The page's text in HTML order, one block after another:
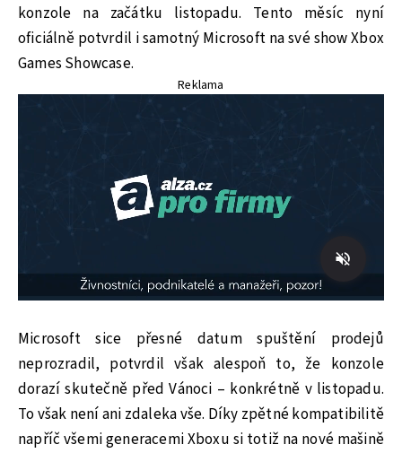
konzole na začátku listopadu. Tento měsíc nyní
oficiálně potvrdil i samotný Microsoft na své show Xbox
Games Showcase.
Reklama
Microsoft sice přesné datum spuštění prodejů
neprozradil, potvrdil však alespoň to, že konzole
dorazí skutečně před Vánoci – konkrétně v listopadu.
To však není ani zdaleka vše. Díky zpětné kompatibilitě
napříč všemi generacemi Xboxu si totiž na nové mašině